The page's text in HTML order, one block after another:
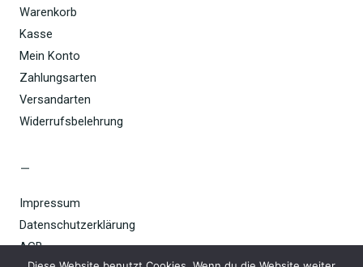
Warenkorb
Kasse
Mein Konto
Zahlungsarten
Versandarten
Widerrufsbelehrung
–
Impressum
Datenschutzerklärung
AGB